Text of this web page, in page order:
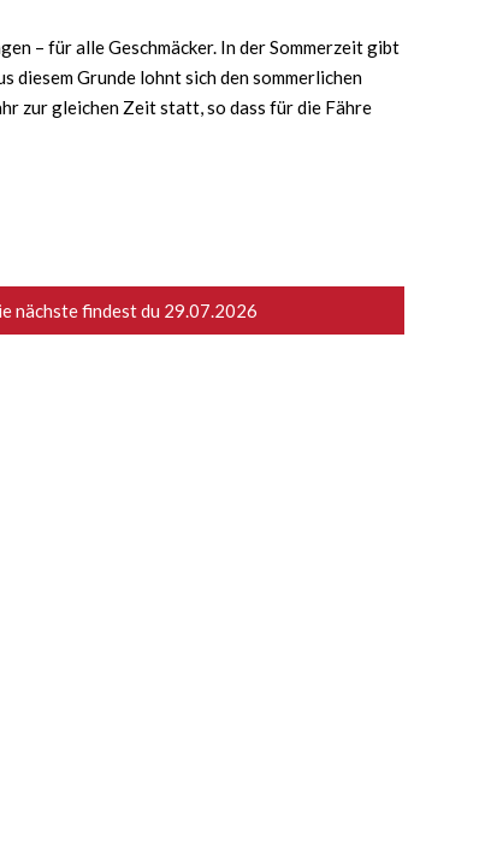
– für alle Geschmäcker. In der Sommerzeit gibt
diesem Grunde lohnt sich den sommerlichen
zur gleichen Zeit statt, so dass für die Fähre
nächste findest du 29.07.2026